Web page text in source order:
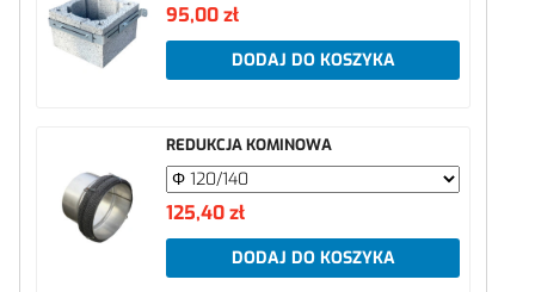
95,00 zł
DODAJ DO KOSZYKA
REDUKCJA KOMINOWA
125,40 zł
DODAJ DO KOSZYKA